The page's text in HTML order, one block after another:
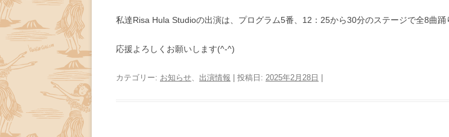
私達Risa Hula Studioの出演は、プログラム5番、12：25から30分のステージで全8曲踊
応援よろしくお願いします(^-^)
カテゴリー: お知らせ、 出演情報 | 投稿日: 2025年2月28日